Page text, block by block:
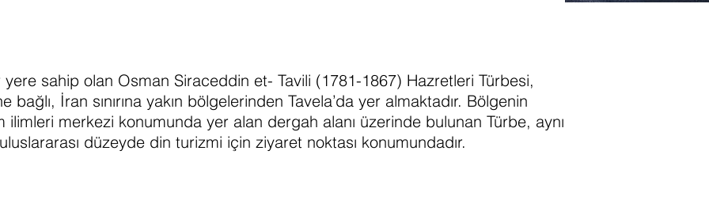
sahip olan Osman Siraceddin et- Tavili (1781-1867) Hazretleri Türbesi,
bağlı, İran sınırına yakın bölgelerinden Tavela’da yer almaktadır. Bölgenin
merkezi konumunda yer alan dergah alanı üzerinde bulunan Türbe, aynı
düzeyde din turizmi için ziyaret noktası konumundadır.